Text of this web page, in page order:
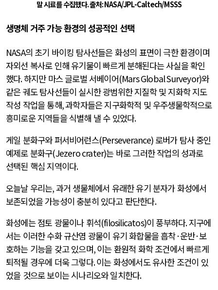
말 시료를 수집했다.출처: NASA/JPL-Caltech/MSSS
생명체 거주 가능 환경의 성공적인 선택
NASA의 초기 바이킹 탐사선들은 화성의 표면이 극한 환경이며
자외선 복사로 인해 유기물이 빠르게 분해된다는 사실을 확인
했다.하지만 마스 글로벌 서베이어(Mars Global Surveyor)와
같은 궤도 탐사선들이 실시한 광범위한 지질학 및 지화학 지도
작성 작업을 통해,과학자들은 지구화학적 및 우주생물학적으로
흥미로운 지역들을 식별해 낼 수 있었다.
게일 분화구와 퍼서비어런스(Perseverance) 로버가 탐사 중인
예제로 분화구(Jezero crater)는 바로 그러한 작업의 성과로
선택된 핵심 지역이다.
오늘날 우리는,과거 생물체에서 유래한 유기 분자가 화성에서
보존되었을 가능성이 충분히 있다고 판단한다.
화성에는 점토 광물이나 휘석(filosilicatos)이 풍부하다.지구에
서는 이러한 수화 규산염 광물이 유기 화합물을 흡착·운반·보
호하는 기능을 갖고 있으며,이는 환원적 화학 조건에서 빠르게
퇴적될 경우에 더욱 그렇다.이는 화성에서도 유사한 조건이 있
었을 것으로 보이는 시나리오와 일치한다.